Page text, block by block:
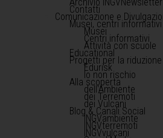
Contatti
Comunicazione e
Musei, centri
Musei
Centri informativi
Attività con scuole
Educational
Progetti per la
Edurisk
Io non rischio
Alla scoperta
dell'Ambiente
dei Terremoti
dei Vulcani
Blog & Canali Social
INGVambiente
INGVterremoti
INGVvulcani